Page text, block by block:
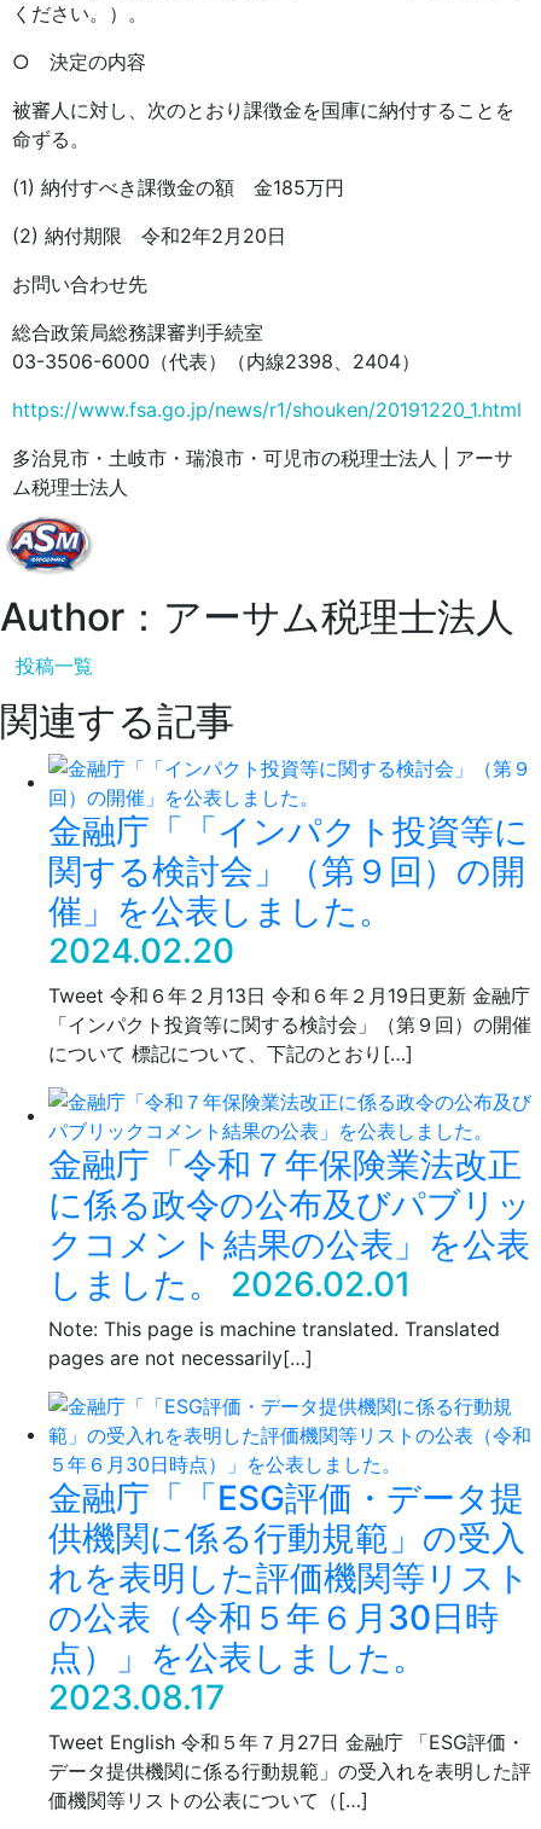
ください。）。
○ 決定の内容
被審人に対し、次のとおり課徴金を国庫に納付することを
命ずる。
(1) 納付すべき課徴金の額 金185万円
(2) 納付期限 令和2年2月20日
お問い合わせ先
総合政策局総務課審判手続室
03-3506-6000（代表）（内線2398、2404）
https://www.fsa.go.jp/news/r1/shouken/20191220_1.html
多治見市・土岐市・瑞浪市・可児市の税理士法人 | アーサ
ム税理士法人
Author：アーサム税理士法人
投稿一覧
関連する記事
金融庁「「インパクト投資等に
関する検討会」（第９回）の開
催」を公表しました。
2024.02.20
Tweet 令和６年２月13日 令和６年２月19日更新 金融庁
「インパクト投資等に関する検討会」（第９回）の開催
について 標記について、下記のとおり[…]
金融庁「令和７年保険業法改正
に係る政令の公布及びパブリッ
クコメント結果の公表」を公表
しました。
2026.02.01
Note: This page is machine translated. Translated
pages are not necessarily[…]
金融庁「「ESG評価・データ提
供機関に係る行動規範」の受入
れを表明した評価機関等リスト
の公表（令和５年６月30日時
点）」を公表しました。
2023.08.17
Tweet English 令和５年７月27日 金融庁 「ESG評価・
データ提供機関に係る行動規範」の受入れを表明した評
価機関等リストの公表について（[…]